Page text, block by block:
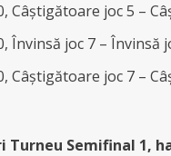
Câștigătoare joc 5 –
Învinsă joc 7 – Învinsă
Câștigătoare joc 7 –
Turneu Semifinal 1,